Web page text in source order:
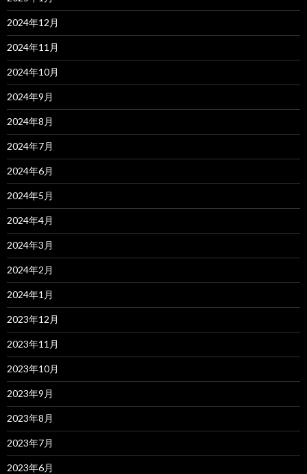
2024年12月
2024年11月
2024年10月
2024年9月
2024年8月
2024年7月
2024年6月
2024年5月
2024年4月
2024年3月
2024年2月
2024年1月
2023年12月
2023年11月
2023年10月
2023年9月
2023年8月
2023年7月
2023年6月